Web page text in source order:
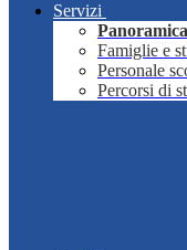
Servizi
Panoramica
Famiglie e
Personale
Percorsi di